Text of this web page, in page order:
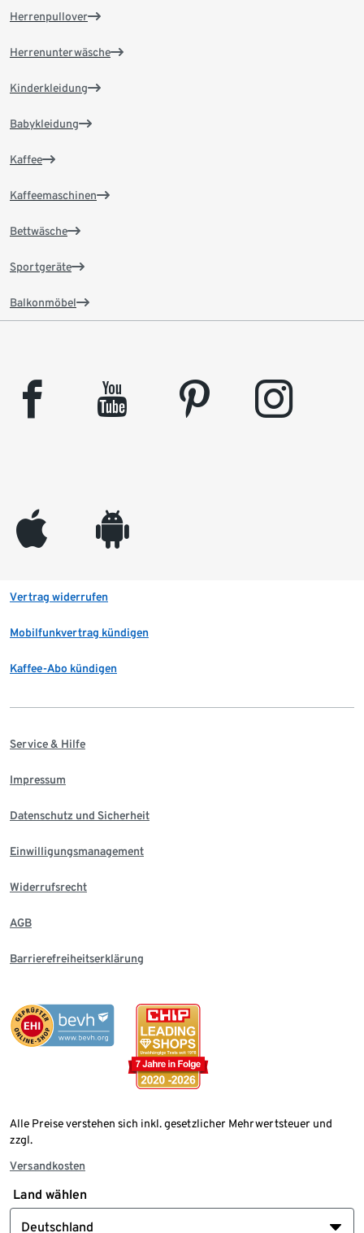
Herrenpullover
Herrenunterwäsche
Kinderkleidung
Babykleidung
Kaffee
Kaffeemaschinen
Bettwäsche
Sportgeräte
Balkonmöbel
facebook youtube pinterest instagram
appleinc android
Vertrag widerrufen
Mobilfunkvertrag kündigen
Kaffee-Abo kündigen
Service & Hilfe
Impressum
Datenschutz und Sicherheit
Einwilligungsmanagement
Widerrufsrecht
AGB
Barrierefreiheitserklärung
Alle Preise verstehen sich inkl. gesetzlicher Mehrwertsteuer und
zzgl.
Versandkosten
Land wählen
Deutschland